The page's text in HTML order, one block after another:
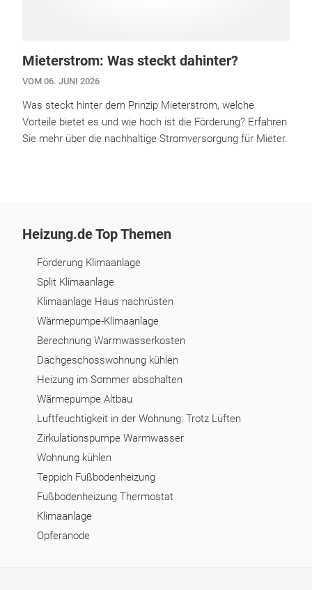
Mieterstrom: Was steckt dahinter?
VOM 06. JUNI 2026
Was steckt hinter dem Prinzip Mieterstrom, welche
Vorteile bietet es und wie hoch ist die Förderung? Erfahren
Sie mehr über die nachhaltige Stromversorgung für Mieter.
Heizung.de Top Themen
Förderung Klimaanlage
Split Klimaanlage
Klimaanlage Haus nachrüsten
Wärmepumpe-Klimaanlage
Berechnung Warmwasserkosten
Dachgeschosswohnung kühlen
Heizung im Sommer abschalten
Wärmepumpe Altbau
Luftfeuchtigkeit in der Wohnung: Trotz Lüften
Zirkulationspumpe Warmwasser
Wohnung kühlen
Teppich Fußbodenheizung
Fußbodenheizung Thermostat
Klimaanlage
Opferanode